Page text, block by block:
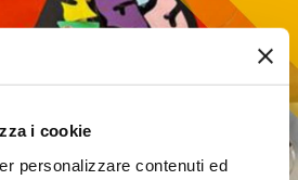
i cookie
personalizzare contenuti ed